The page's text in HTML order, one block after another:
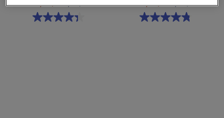
14,99 $
18,00 $
14,99 $
20,00 $